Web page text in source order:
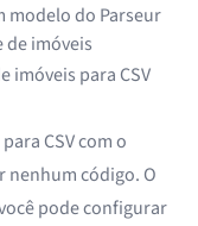
modelo do Parseur
de imóveis
imóveis para CSV
CSV com o
nenhum código. O
pode configurar